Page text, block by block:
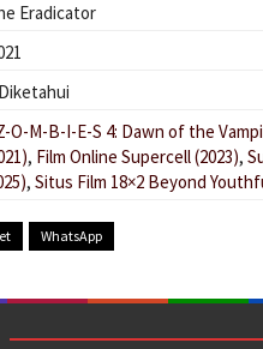
Eradicator
O-M-B-I-E-S 4: Dawn of the
, Film Online Supercell (2023),
, Situs Film 18×2 Beyond
WhatsApp